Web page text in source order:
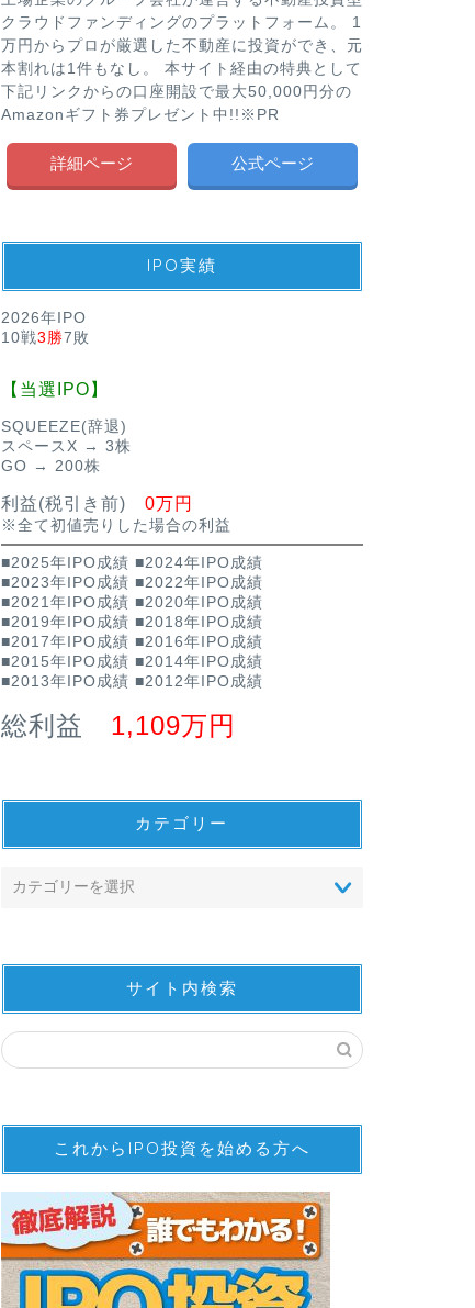
クラウドファンディングのプラットフォーム。 1
万円からプロが厳選した不動産に投資ができ、元
本割れは1件もなし。 本サイト経由の特典として
下記リンクからの口座開設で最大50,000円分の
Amazonギフト券プレゼント中!!※PR
詳細ページ 公式ページ
IPO実績
2026年IPO
10戦3勝7敗
【当選IPO】
SQUEEZE(辞退)
スペースX → 3株
GO → 200株
利益(税引き前) 0万円
※全て初値売りした場合の利益
■2025年IPO成績 ■2024年IPO成績
■2023年IPO成績 ■2022年IPO成績
■2021年IPO成績 ■2020年IPO成績
■2019年IPO成績 ■2018年IPO成績
■2017年IPO成績 ■2016年IPO成績
■2015年IPO成績 ■2014年IPO成績
■2013年IPO成績 ■2012年IPO成績
総利益 1,109万円
カテゴリー
サイト内検索
これからIPO投資を始める方へ